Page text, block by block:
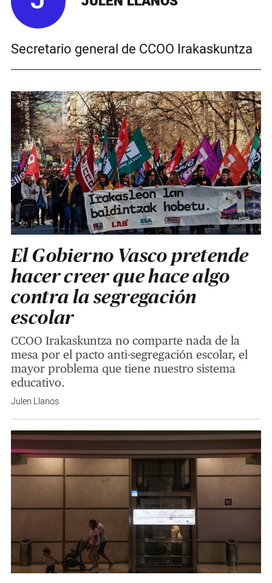
Secretario general de CCOO Irakaskuntza
El Gobierno Vasco pretende
hacer creer que hace algo
contra la segregación
escolar
CCOO Irakaskuntza no comparte nada de la
mesa por el pacto anti-segregación escolar, el
mayor problema que tiene nuestro sistema
educativo.
Julen Llanos